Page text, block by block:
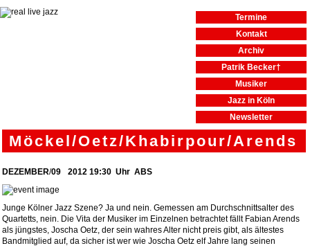
Termine
Kontakt
Archiv
Patrik Becker†
Musiker
Jazz in Köln
Newsletter
Möckel/Oetz/Khabirpour/Arends
DEZEMBER/09 2012 19:30 Uhr ABS
Junge Kölner Jazz Szene? Ja und nein. Gemessen am Durchschnittsalter des
Quartetts, nein. Die Vita der Musiker im Einzelnen betrachtet fällt Fabian Arends
als jüngstes, Joscha Oetz, der sein wahres Alter nicht preis gibt, als ältestes
Bandmitglied auf, da sicher ist wer wie Joscha Oetz elf Jahre lang seinen